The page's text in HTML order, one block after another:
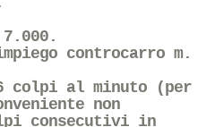
controcarro m.
colpi al minuto (per
non
consecutivi in